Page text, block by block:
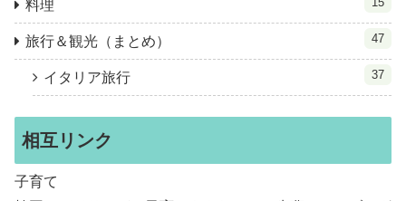
料理
旅行＆観光（まとめ） 47
イタリア旅行 37
相互リンク
子育て